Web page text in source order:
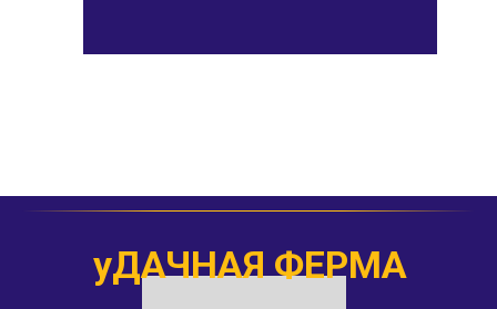
уДАЧНАЯ ФЕРМА